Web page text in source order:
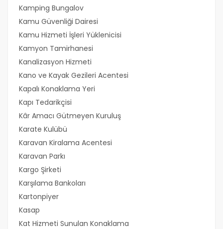
Kamping Bungalov
Kamu Güvenliği Dairesi
Kamu Hizmeti İşleri Yüklenicisi
Kamyon Tamirhanesi
Kanalizasyon Hizmeti
Kano ve Kayak Gezileri Acentesi
Kapalı Konaklama Yeri
Kapı Tedarikçisi
Kâr Amacı Gütmeyen Kuruluş
Karate Kulübü
Karavan Kiralama Acentesi
Karavan Parkı
Kargo Şirketi
Karşılama Bankoları
Kartonpiyer
Kasap
Kat Hizmeti Sunulan Konaklama